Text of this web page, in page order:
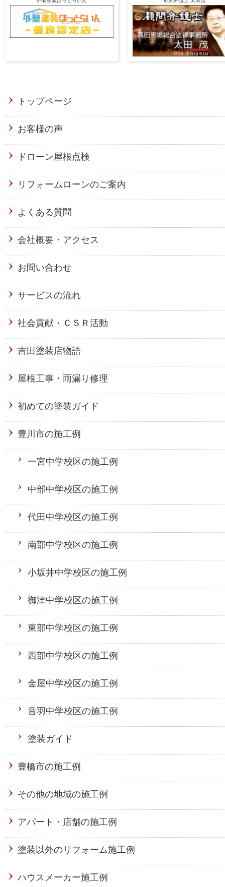
トップページ
お客様の声
ドローン屋根点検
リフォームローンのご案内
よくある質問
会社概要・アクセス
お問い合わせ
サービスの流れ
社会貢献・ＣＳＲ活動
吉田塗装店物語
屋根工事・雨漏り修理
初めての塗装ガイド
豊川市の施工例
一宮中学校区の施工例
中部中学校区の施工例
代田中学校区の施工例
南部中学校区の施工例
小坂井中学校区の施工例
御津中学校区の施工例
東部中学校区の施工例
西部中学校区の施工例
金屋中学校区の施工例
音羽中学校区の施工例
塗装ガイド
豊橋市の施工例
その他の地域の施工例
アパート・店舗の施工例
塗装以外のリフォーム施工例
ハウスメーカー施工例